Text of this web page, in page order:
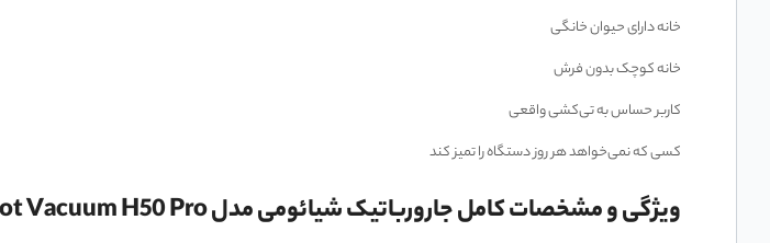
خانه دارای حیوان خانگی
خانه کوچک بدون فرش
کاربر حساس به تی‌کشی واقعی
کسی که نمی‌خواهد هر روز دستگاه را تمیز کند
ویژگی و مشخصات کامل جارورباتیک شیائومی مدل Xiaomi Robot Vacuum H50 Pro